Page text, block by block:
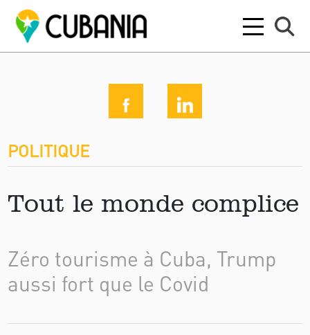
POLITIQUE
Tout le monde complice
Zéro tourisme à Cuba, Trump
aussi fort que le Covid